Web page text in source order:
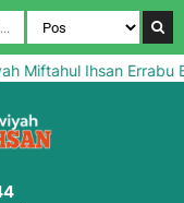
Ihsan Errabu